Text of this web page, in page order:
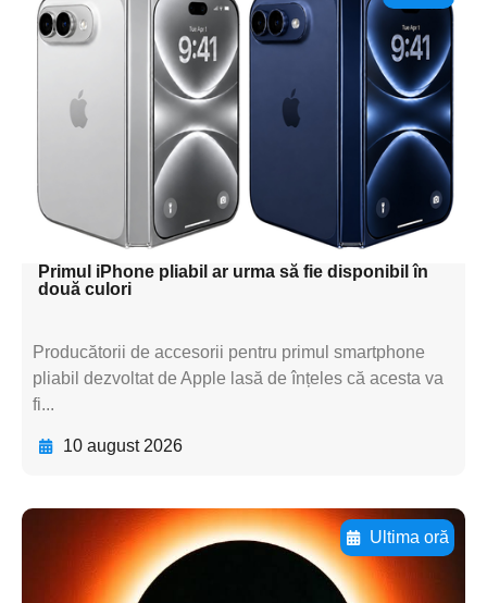
Adaugă aici textul pentru
subtitluAdaugă aici
textul pentru
subtitluAdaugă aici
textul pentru
subtitluAdaugă aici
textul pentru subti
Primul iPhone pliabil ar urma să fie disponibil în
două culori
Producătorii de accesorii pentru primul smartphone
pliabil dezvoltat de Apple lasă de înțeles că acesta va
fi...
10 august 2026
Ultima oră
Adaugă aici textul pentru